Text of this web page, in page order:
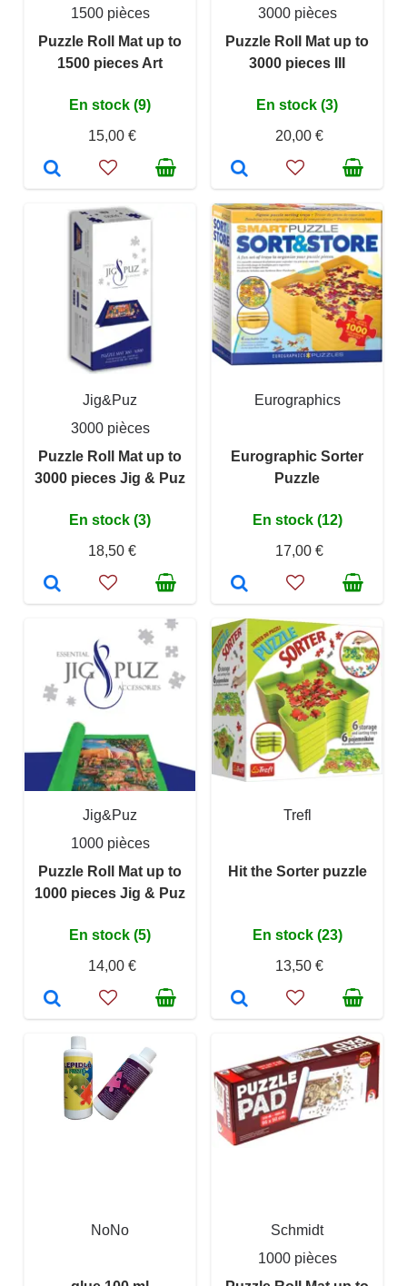
1500 pièces
Puzzle Roll Mat up to
1500 pieces Art
En stock (9)
15,00 €
3000 pièces
Puzzle Roll Mat up to
3000 pieces III
En stock (3)
20,00 €
Jig&Puz
3000 pièces
Puzzle Roll Mat up to
3000 pieces Jig & Puz
En stock (3)
18,50 €
Eurographics
Eurographic Sorter
Puzzle
En stock (12)
17,00 €
Jig&Puz
1000 pièces
Puzzle Roll Mat up to
1000 pieces Jig & Puz
En stock (5)
14,00 €
Trefl
Hit the Sorter puzzle
En stock (23)
13,50 €
NoNo
Schmidt
1000 pièces